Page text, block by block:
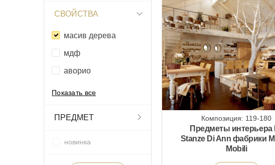
СВОЙСТВА
масив дерева
мдф
аворио
Показать все
ПРЕДМЕТ
новинка
Композиция: 119-180
Предметы интерьера
Stanze Di Ann фабрики
Mobili